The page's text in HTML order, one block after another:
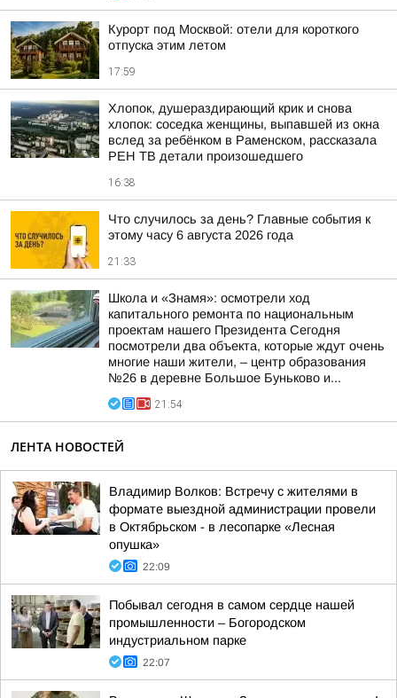
Курорт под Москвой: отели для короткого
отпуска этим летом
17:59
Хлопок, душераздирающий крик и снова
хлопок: соседка женщины, выпавшей из окна
вслед за ребёнком в Раменском, рассказала
РЕН ТВ детали произошедшего
16:38
Что случилось за день? Главные события к
этому часу 6 августа 2026 года
21:33
Школа и «Знамя»: осмотрели ход
капитального ремонта по национальным
проектам нашего Президента Сегодня
посмотрели два объекта, которые ждут очень
многие наши жители, – центр образования
№26 в деревне Большое Буньково и...
21:54
ЛЕНТА НОВОСТЕЙ
Владимир Волков: Встречу с жителями в
формате выездной администрации провели
в Октябрьском - в лесопарке «Лесная
опушка»
22:09
Побывал сегодня в самом сердце нашей
промышленности – Богородском
индустриальном парке
22:07